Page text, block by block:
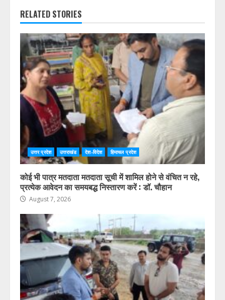
RELATED STORIES
उत्तर प्रदेश उत्तराखंड देश-विदेश हिमाचल प्रदेश
कोई भी पात्र मतदाता मतदाता सूची में शामिल होने से वंचित न रहे,
प्रत्येक आवेदन का समयबद्ध निस्तारण करें : डॉ. चौहान
August 7, 2026